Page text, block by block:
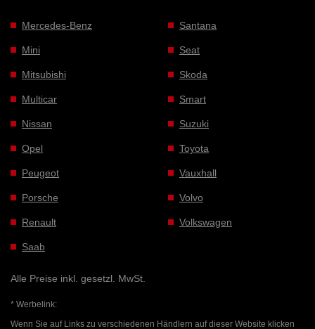
Mercedes-Benz
Mini
Mitsubishi
Multicar
Nissan
Opel
Peugeot
Porsche
Renault
Saab
Santana
Seat
Skoda
Smart
Suzuki
Toyota
Vauxhall
Volvo
Volkswagen
Alle Preise inkl. gesetzl. MwSt.
* Werbelink:
Wenn Sie auf Links zu verschiedenen Händlern auf dieser Website klicken